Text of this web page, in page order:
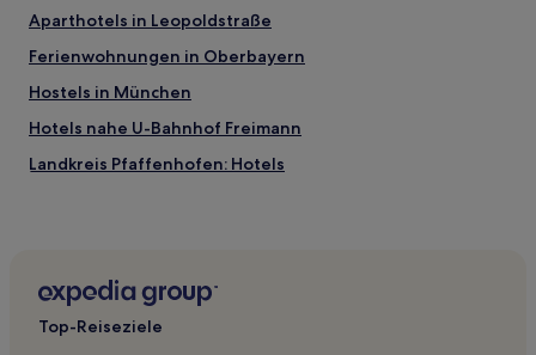
Aparthotels in Leopoldstraße
Ferienwohnungen in Oberbayern
Hostels in München
Hotels nahe U-Bahnhof Freimann
Landkreis Pfaffenhofen: Hotels
Freimanner Heide: Hotels
Moosinning Hotels
Top-Reiseziele